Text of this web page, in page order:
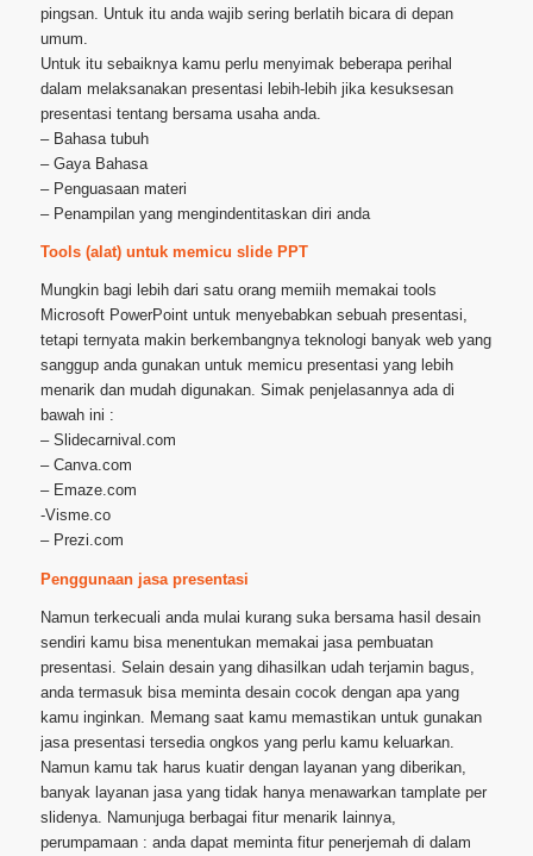
pingsan. Untuk itu anda wajib sering berlatih bicara di depan
umum.
Untuk itu sebaiknya kamu perlu menyimak beberapa perihal
dalam melaksanakan presentasi lebih-lebih jika kesuksesan
presentasi tentang bersama usaha anda.
– Bahasa tubuh
– Gaya Bahasa
– Penguasaan materi
– Penampilan yang mengindentitaskan diri anda
Tools (alat) untuk memicu slide PPT
Mungkin bagi lebih dari satu orang memiih memakai tools
Microsoft PowerPoint untuk menyebabkan sebuah presentasi,
tetapi ternyata makin berkembangnya teknologi banyak web yang
sanggup anda gunakan untuk memicu presentasi yang lebih
menarik dan mudah digunakan. Simak penjelasannya ada di
bawah ini :
– Slidecarnival.com
– Canva.com
– Emaze.com
-Visme.co
– Prezi.com
Penggunaan jasa presentasi
Namun terkecuali anda mulai kurang suka bersama hasil desain
sendiri kamu bisa menentukan memakai jasa pembuatan
presentasi. Selain desain yang dihasilkan udah terjamin bagus,
anda termasuk bisa meminta desain cocok dengan apa yang
kamu inginkan. Memang saat kamu memastikan untuk gunakan
jasa presentasi tersedia ongkos yang perlu kamu keluarkan.
Namun kamu tak harus kuatir dengan layanan yang diberikan,
banyak layanan jasa yang tidak hanya menawarkan tamplate per
slidenya. Namunjuga berbagai fitur menarik lainnya,
perumpamaan : anda dapat meminta fitur penerjemah di dalam